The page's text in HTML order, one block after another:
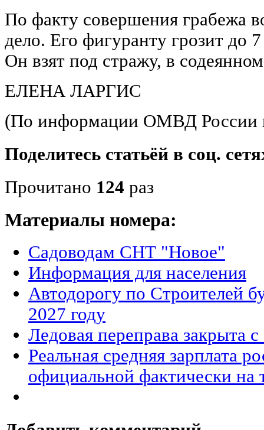
По факту совершения грабежа
дело. Его фигуранту грозит до
Он взят под стражу, в
ЕЛЕНА ЛАРГИС
(По информации ОМВД России
Поделитесь статьёй в соц.
Прочитано 124 раз
Материалы номера:
Садоводам СНТ "Новое"
Информация для населения
Автодорогу по Строителей
2027 году
Ледовая переправа закрыта
Реальная средняя зарплата
официальной фактически на